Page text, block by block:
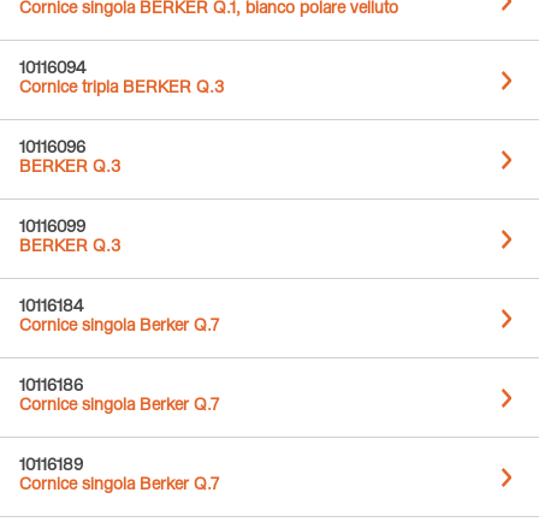
Cornice singola BERKER Q.1, bianco polare velluto
10116094
Cornice tripla BERKER Q.3
10116096
BERKER Q.3
10116099
BERKER Q.3
10116184
Cornice singola Berker Q.7
10116186
Cornice singola Berker Q.7
10116189
Cornice singola Berker Q.7